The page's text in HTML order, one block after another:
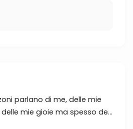
parlano di me, delle mie
mie gioie ma spesso de...